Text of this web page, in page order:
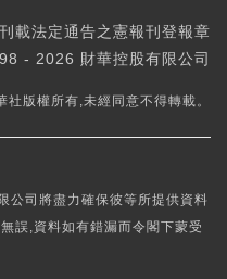
載法定通告之憲報刊登報章
- 2026 財華控股有限公司
社版權所有,未經同意不得轉載。
公司將盡力確保彼等所提供資料
誤,資料如有錯漏而令閣下蒙受